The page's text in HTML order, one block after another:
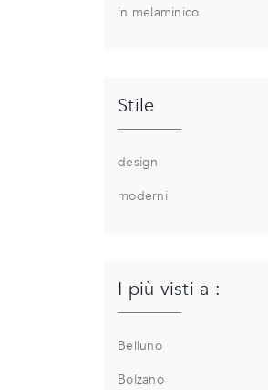
in melaminico
Stile
design
moderni
I più visti a :
Belluno
Bolzano